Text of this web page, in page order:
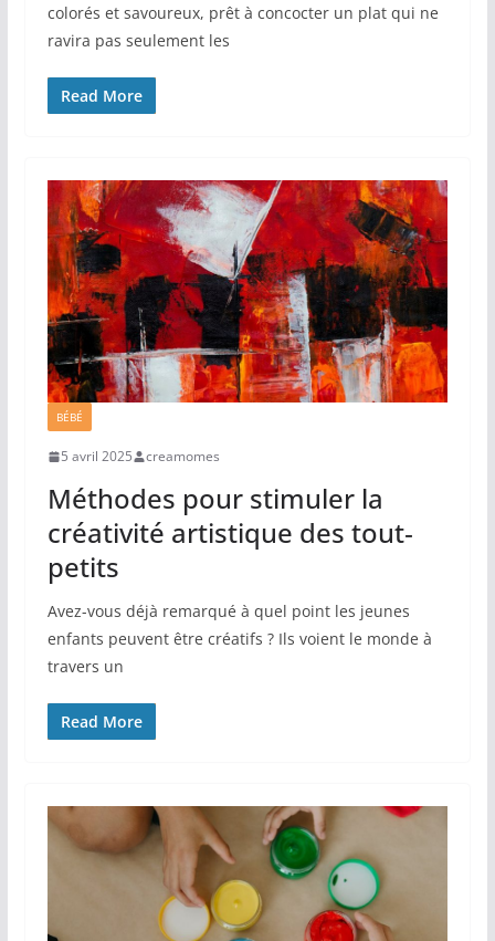
colorés et savoureux, prêt à concocter un plat qui ne
ravira pas seulement les
Read More
BÉBÉ
5 avril 2025 creamomes
Méthodes pour stimuler la
créativité artistique des tout‐
petits
Avez-vous déjà remarqué à quel point les jeunes
enfants peuvent être créatifs ? Ils voient le monde à
travers un
Read More